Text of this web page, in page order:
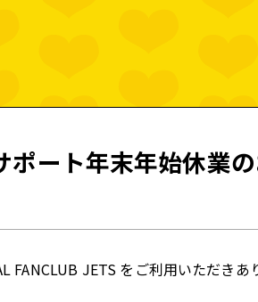
ポート年末年始休業
FANCLUB JETS をご利用いただきあ